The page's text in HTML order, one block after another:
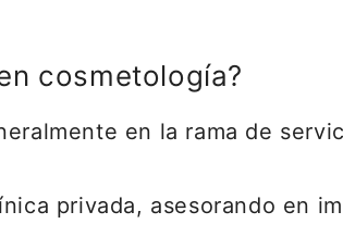
cosmetología?
en la rama de
privada, asesorando en